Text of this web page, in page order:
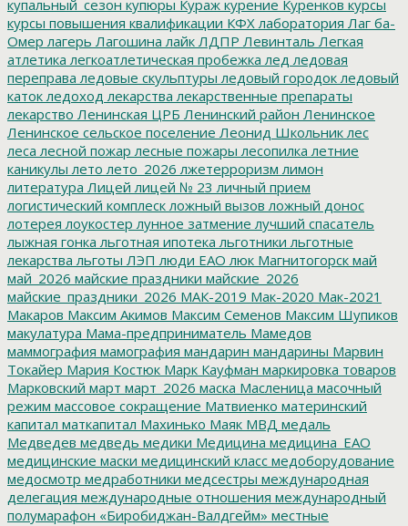
купальный_сезон купюры Кураж курение Куренков курсы
курсы повышения квалификации КФХ лаборатория Лаг ба-
Омер лагерь Лагошина лайк ЛДПР Левинталь Легкая
атлетика легкоатлетическая пробежка лед ледовая
переправа ледовые скульптуры ледовый городок ледовый
каток ледоход лекарства лекарственные препараты
лекарство Ленинская ЦРБ Ленинский район Ленинское
Ленинское сельское поселение Леонид Школьник лес
леса лесной пожар лесные пожары лесопилка летние
каникулы лето лето_2026 лжетерроризм лимон
литература Лицей лицей № 23 личный прием
логистический комплеск ложный вызов ложный донос
лотерея лоукостер лунное затмение лучший спасатель
лыжная гонка льготная ипотека льготники льготные
лекарства льготы ЛЭП люди ЕАО люк Магнитогорск май
май_2026 майские праздники майские_2026
майские_праздники_2026 МАК-2019 Мак-2020 Мак-2021
Макаров Максим Акимов Максим Семенов Максим Шупиков
макулатура Мама-предприниматель Мамедов
маммография мамография мандарин мандарины Марвин
Токайер Мария Костюк Марк Кауфман маркировка товаров
Марковский март март_2026 маска Масленица масочный
режим массовое сокращение Матвиенко материнский
капитал маткапитал Махинько Маяк МВД медаль
Медведев медведь медики Медицина медицина_ЕАО
медицинские маски медицинский класс медоборудование
медосмотр медработники медсестры международная
делегация международные отношения международный
полумарафон «Биробиджан-Валдгейм» местные